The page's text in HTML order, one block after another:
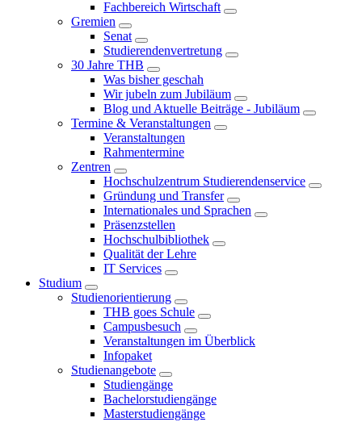
Fachbereich Wirtschaft
Gremien
Senat
Studierendenvertretung
30 Jahre THB
Was bisher geschah
Wir jubeln zum Jubiläum
Blog und Aktuelle Beiträge - Jubiläum
Termine & Veranstaltungen
Veranstaltungen
Rahmentermine
Zentren
Hochschulzentrum Studierendenservice
Gründung und Transfer
Internationales und Sprachen
Präsenzstellen
Hochschulbibliothek
Qualität der Lehre
IT Services
Studium
Studienorientierung
THB goes Schule
Campusbesuch
Veranstaltungen im Überblick
Infopaket
Studienangebote
Studiengänge
Bachelorstudiengänge
Masterstudiengänge